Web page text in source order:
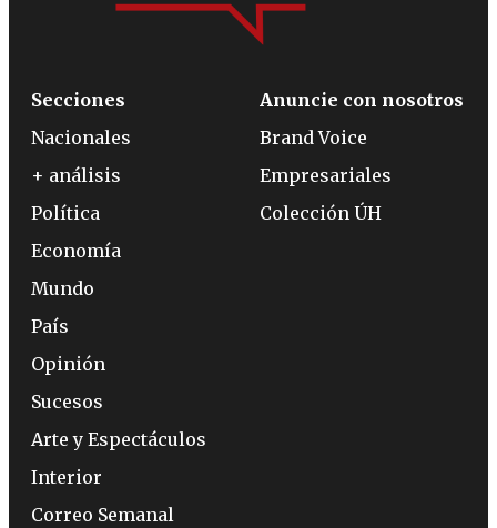
Secciones
Nacionales
+ análisis
Política
Economía
Mundo
País
Opinión
Sucesos
Arte y Espectáculos
Interior
Correo Semanal
Anuncie con nosotros
Brand Voice
Empresariales
Colección ÚH